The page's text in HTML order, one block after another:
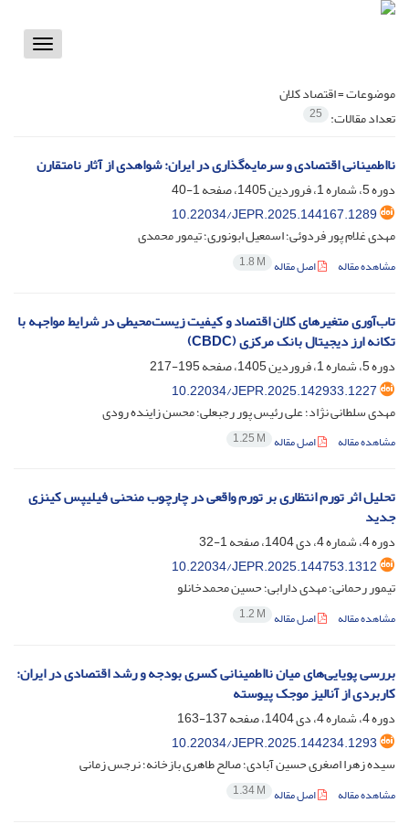
Toggle
موضوعات =اقتصاد کلان
تعداد مقالات: 25
نااطمینانی اقتصادی و سرمایه‌گذاری در ایران: شواهدی از آثار نامتقارن
دوره 5، شماره 1، فروردین 1405، صفحه
1-40
10.22034/JEPR.2025.144167.1289
مهدی غلام پور فردوئی؛ اسمعیل ابونوری؛ تیمور محمدی
مشاهده مقاله اصل مقاله 1.8 M
تاب‌آوری متغیرهای کلان اقتصاد و کیفیت زیست‌محیطی در شرایط مواجهه با
تکانه ارز دیجیتال بانک مرکزی (CBDC)
دوره 5، شماره 1، فروردین 1405، صفحه
195-217
10.22034/JEPR.2025.142933.1227
مهدی سلطانی نژاد؛ علی رئیس پور رجبعلی؛ محسن زاینده رودی
مشاهده مقاله اصل مقاله 1.25 M
تحلیل اثر تورم انتظاری بر تورم واقعی در چارچوب منحنی فیلیپس کینزی
جدید
دوره 4، شماره 4، دی 1404، صفحه
1-32
10.22034/JEPR.2025.144753.1312
تیمور رحمانی؛ مهدی دارابی؛ حسین محمدخانلو
مشاهده مقاله اصل مقاله 1.2 M
بررسی پویایی‌های میان نااطمینانی کسری بودجه و رشد اقتصادی در ایران:
کاربردی از آنالیز موجک پیوسته
دوره 4، شماره 4، دی 1404، صفحه
137-163
10.22034/JEPR.2025.144234.1293
سیده زهرا اصغری حسین آبادی؛ صالح طاهری بازخانه؛ نرجس زمانی
مشاهده مقاله اصل مقاله 1.34 M